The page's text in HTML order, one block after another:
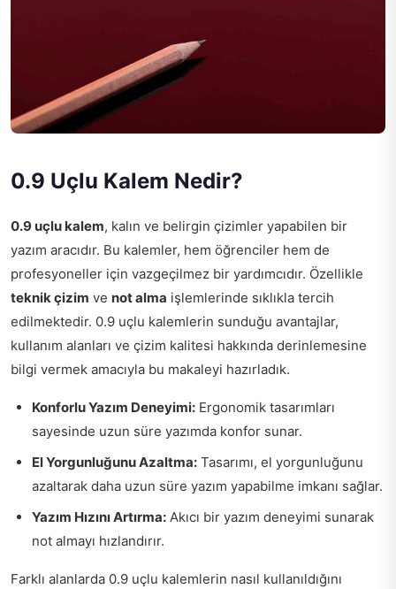
0.9 Uçlu Kalem Nedir?
0.9 uçlu kalem, kalın ve belirgin çizimler yapabilen bir
yazım aracıdır. Bu kalemler, hem öğrenciler hem de
profesyoneller için vazgeçilmez bir yardımcıdır. Özellikle
teknik çizim ve not alma işlemlerinde sıklıkla tercih
edilmektedir. 0.9 uçlu kalemlerin sunduğu avantajlar,
kullanım alanları ve çizim kalitesi hakkında derinlemesine
bilgi vermek amacıyla bu makaleyi hazırladık.
Konforlu Yazım Deneyimi: Ergonomik tasarımları
sayesinde uzun süre yazımda konfor sunar.
El Yorgunluğunu Azaltma: Tasarımı, el yorgunluğunu
azaltarak daha uzun süre yazım yapabilme imkanı sağlar.
Yazım Hızını Artırma: Akıcı bir yazım deneyimi sunarak
not almayı hızlandırır.
Farklı alanlarda 0.9 uçlu kalemlerin nasıl kullanıldığını